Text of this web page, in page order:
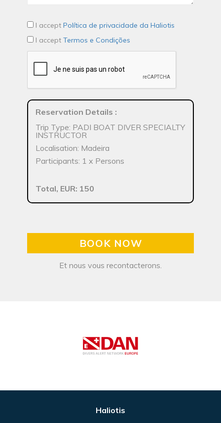
I accept Política de privacidade da Haliotis
I accept Termos e Condições
Reservation Details :
Trip Type: PADI BOAT DIVER SPECIALTY
INSTRUCTOR
Localisation: Madeira
Participants: 1 x Persons
Total, EUR: 150
BOOK NOW
Et nous vous recontacterons.
Haliotis